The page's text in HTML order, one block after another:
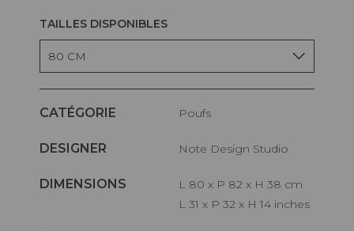
TAILLES DISPONIBLES
80 CM
CATÉGORIE Poufs
DESIGNER Note Design Studio
DIMENSIONS
L 80 x P 82 x H 38 cm
L 31 x P 32 x H 14 inches